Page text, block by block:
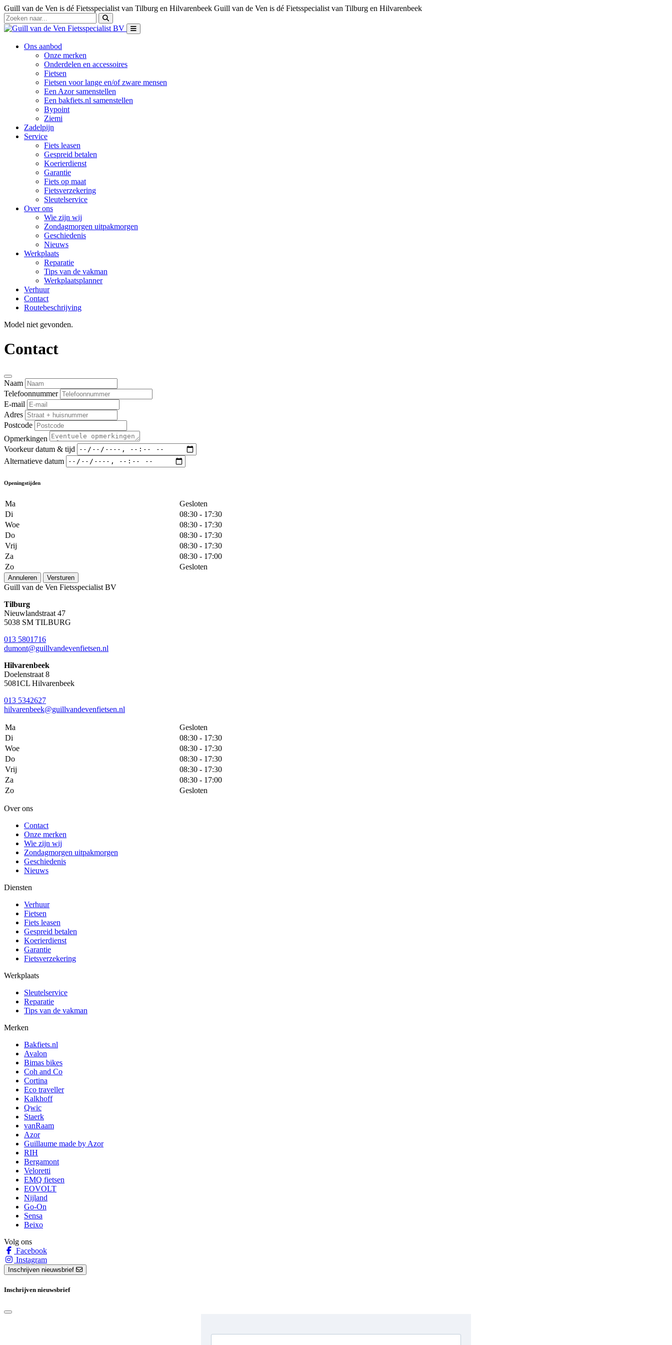
Guill van de Ven is dé Fietsspecialist van Tilburg en Hilvarenbeek Guill van de Ven is dé Fietsspecialist van Tilburg en Hilvarenbeek
Ons aanbod
Onze merken
Onderdelen en accessoires
Fietsen
Fietsen voor lange en/of zware mensen
Een Azor samenstellen
Een bakfiets.nl samenstellen
Bypoint
Ziemi
Zadelpijn
Service
Fiets leasen
Gespreid betalen
Koerierdienst
Garantie
Fiets op maat
Fietsverzekering
Sleutelservice
Over ons
Wie zijn wij
Zondagmorgen uitpakmorgen
Geschiedenis
Nieuws
Werkplaats
Reparatie
Tips van de vakman
Werkplaatsplanner
Verhuur
Contact
Routebeschrijving
Model niet gevonden.
Contact
Naam
Telefoonnummer
E-mail
Adres
Postcode
Opmerkingen
Voorkeur datum & tijd
Alternatieve datum
Openingstijden
Ma
Gesloten
Di
08:30 - 17:30
Woe
08:30 - 17:30
Do
08:30 - 17:30
Vrij
08:30 - 17:30
Za
08:30 - 17:00
Zo
Gesloten
Annuleren Versturen
Guill van de Ven Fietsspecialist BV
Tilburg
Nieuwlandstraat 47
5038 SM TILBURG
013 5801716
dumont@guillvandevenfietsen.nl
Hilvarenbeek
Doelenstraat 8
5081CL Hilvarenbeek
013 5342627
hilvarenbeek@guillvandevenfietsen.nl
Ma
Gesloten
Di
08:30 - 17:30
Woe
08:30 - 17:30
Do
08:30 - 17:30
Vrij
08:30 - 17:30
Za
08:30 - 17:00
Zo
Gesloten
Over ons
Contact
Onze merken
Wie zijn wij
Zondagmorgen uitpakmorgen
Geschiedenis
Nieuws
Diensten
Verhuur
Fietsen
Fiets leasen
Gespreid betalen
Koerierdienst
Garantie
Fietsverzekering
Werkplaats
Sleutelservice
Reparatie
Tips van de vakman
Merken
Bakfiets.nl
Avalon
Bimas bikes
Coh and Co
Cortina
Eco traveller
Kalkhoff
Qwic
Staerk
vanRaam
Azor
Guillaume made by Azor
RIH
Bergamont
Veloretti
EMQ fietsen
EOVOLT
Nijland
Go-On
Sensa
Beixo
Volg ons
Facebook
Instagram
Inschrijven nieuwsbrief
Inschrijven nieuwsbrief